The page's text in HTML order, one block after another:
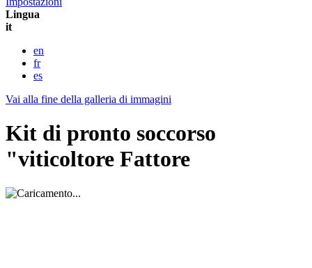
Lingua
it
en
fr
es
Vai alla fine della galleria di immagini
Kit di pronto soccorso
"viticoltore Fattore